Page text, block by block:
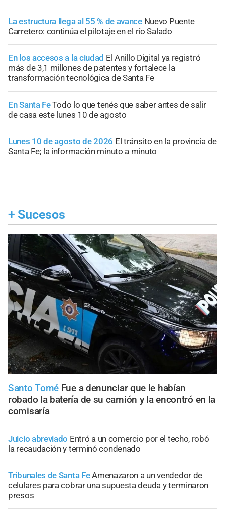
La estructura llega al 55 % de avance Nuevo Puente
Carretero: continúa el pilotaje en el río Salado
En los accesos a la ciudad El Anillo Digital ya registró
más de 3,1 millones de patentes y fortalece la
transformación tecnológica de Santa Fe
En Santa FeTodo lo que tenés que saber antes de salir
de casa este lunes 10 de agosto
Lunes 10 de agosto de 2026 El tránsito en la provincia de
Santa Fe; la información minuto a minuto
+ Sucesos
Santo Tomé Fue a denunciar que le habían
robado la batería de su camión y la encontró en la
comisaría
Juicio abreviado Entró a un comercio por el techo, robó
la recaudación y terminó condenado
Tribunales de Santa FeAmenazaron a un vendedor de
celulares para cobrar una supuesta deuda y terminaron
presos